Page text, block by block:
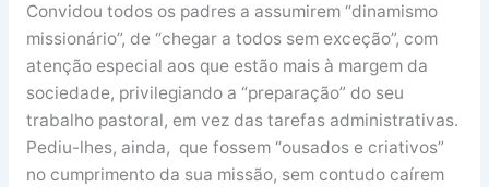
Convidou todos os padres a assumirem “dinamismo
missionário”, de “chegar a todos sem exceção”, com
atenção especial aos que estão mais à margem da
sociedade, privilegiando a “preparação” do seu
trabalho pastoral, em vez das tarefas administrativas.
Pediu-lhes, ainda, que fossem “ousados e criativos”
no cumprimento da sua missão, sem contudo caírem